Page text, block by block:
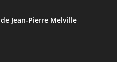
Jean-Pierre Melville